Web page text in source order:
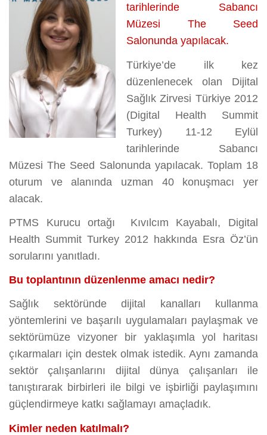
tarihlerinde Sabancı
Müzesi The Seed
Salonunda yapılacak.
Türkiye’de ilk kez
düzenlenecek olan Dijital
Sağlık Zirvesi Türkiye 2012
(Digital Health Summit
Turkey) 11-12 Eylül
tarihlerinde Sabancı
Müzesi The Seed Salonunda yapılacak. Toplam 18
oturum ve alanında uzman 40 konuşmacı yer
alacak.
PTMS Kurucu ortağı Kıvılcım Kayabalı, Digital
Health Summit Turkey 2012 hakkında Esra Öz’ün
sorularını yanıtladı.
Bu toplantının düzenlenme amacı nedir?
Sağlık sektöründe dijital kanalları kullanma
yöntemlerini ve başarılı uygulamaları paylaşmak ve
sektörümüze vizyoner bir yaklaşımla yol haritası
çıkarmaları için destek olmak istedik. Aynı zamanda
sektör çalışanlarını dijital dünya çalışanları ile
tanıştırarak birbirleri ile bilgi ve işbirliği paylaşımını
güçlendirmeye katkı sağlamayı amaçladık.
Kimler neden katılmalı?